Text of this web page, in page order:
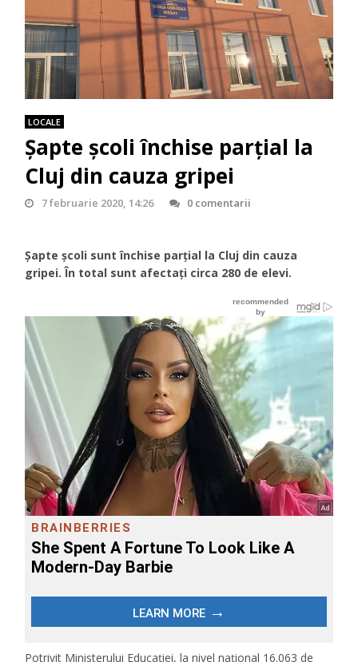
LOCALE
Șapte școli închise parțial la
Cluj din cauza gripei
7 februarie 2020, 14:26 0 comentarii
Șapte școli sunt închise parțial la Cluj din cauza
gripei. În total sunt afectați circa 280 de elevi.
Potrivit Ministerului Educației, la nivel național 16.063 de